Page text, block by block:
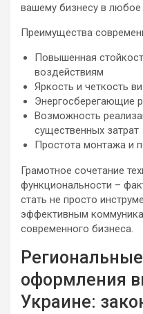
вашему бизнесу в любое
Преимущества
Повышенная
воздействиям
Яркость и четкость
Энергосберегающие
Возможность
существенных затрат
Простота монтажа и
Грамотное сочетание
функциональности –
стать не просто
эффективным
современного бизнеса.
оформления
Украине: